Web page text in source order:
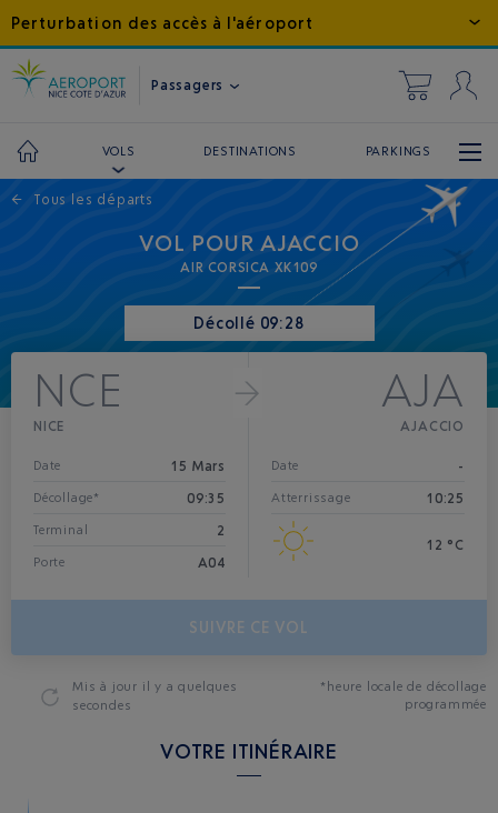
Perturbation des accès à l'aéroport
Passagers
VOLS DESTINATIONS PARKINGS
← Tous les départs
VOL POUR AJACCIO
AIR CORSICA XK109
Décollé 09:28
NCE
NICE
Date 15 Mars
Décollage* 09:35
Terminal 2
Porte A04
AJA
AJACCIO
Date -
Atterrissage 10:25
12 °C
SUIVRE CE VOL
Mis à jour il y a quelques
secondes
*heure locale de décollage
programmée
VOTRE ITINÉRAIRE